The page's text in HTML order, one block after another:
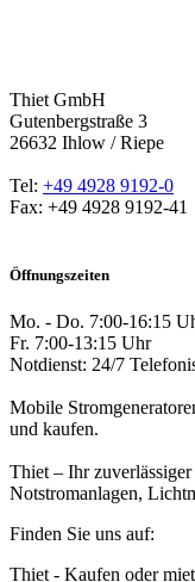
Thiet GmbH
Gutenbergstraße 3
26632 Ihlow / Riepe
Tel: +49 4928 9192-0
Fax: +49 4928 9192-41
Öffnungszeiten
Mo. - Do. 7:00-16:15
Fr. 7:00-13:15 Uhr
Notdienst: 24/7
Mobile
und kaufen.
Thiet – Ihr
Notstromanlagen,
Finden Sie uns auf:
Facebook
Linkedin
Instagram
E-
Thiet - Kaufen oder